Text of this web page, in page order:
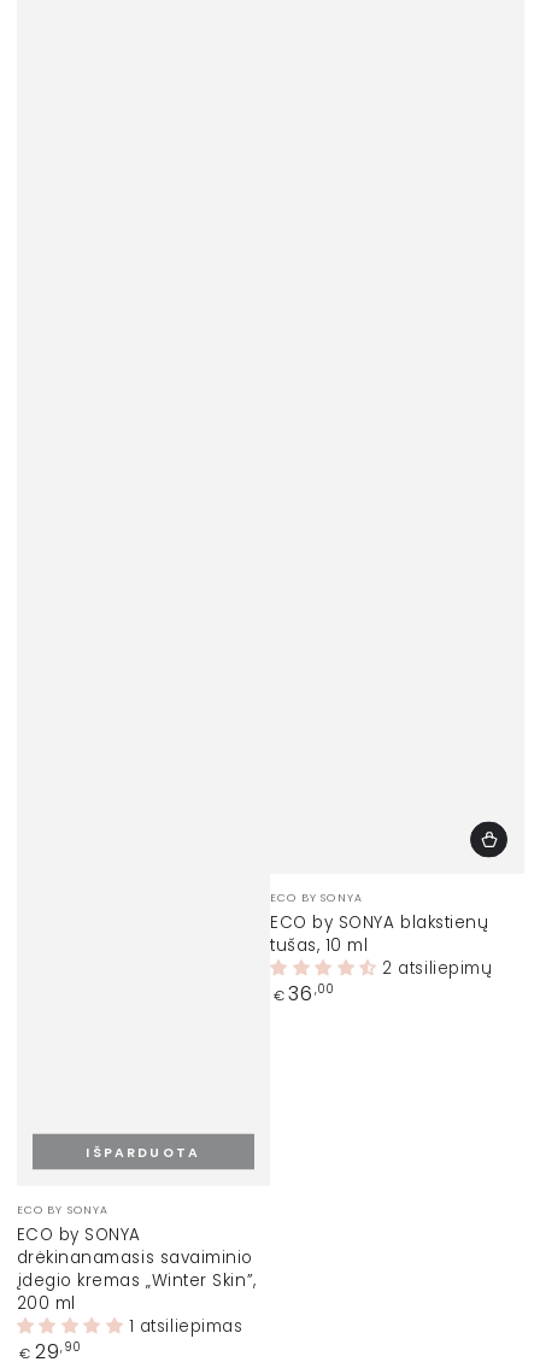
Prekinis
ženklas:
ECO BY SONYA
ECO by SONYA
drėkinanamasis savaiminio
įdegio kremas „Winter Skin”,
200 ml
1 atsiliepimas
Įprasta
€ 29,90
IŠPARDUOTA
Prekinis
ženklas:
ECO BY SONYA
ECO by SONYA blakstienų
tušas, 10 ml
2 atsiliepimų
Įprasta
€ 36 ,00